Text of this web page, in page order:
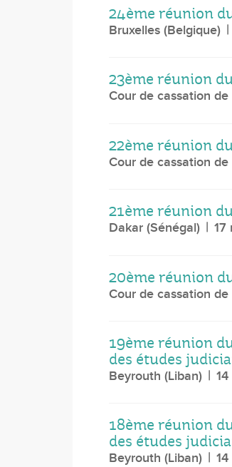
24ème réunion
Bruxelles (Belgique)
23ème réunion
Cour de cassation de
22ème réunion
Cour de cassation de
21ème réunion
Dakar (Sénégal) 17
20ème réunion
Cour de cassation de
19ème réunion
des études
Beyrouth (Liban)
18ème réunion
des études
Beyrouth (Liban)